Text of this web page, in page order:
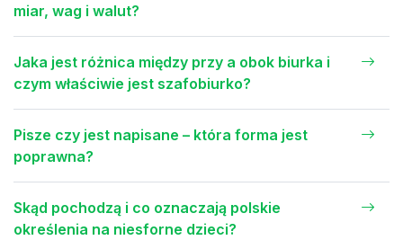
miar, wag i walut?
Jaka jest różnica między przy a obok biurka i
czym właściwie jest szafobiurko?
Pisze czy jest napisane – która forma jest
poprawna?
Skąd pochodzą i co oznaczają polskie
określenia na niesforne dzieci?